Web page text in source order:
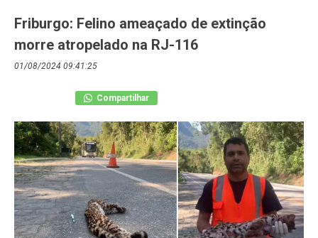
Friburgo: Felino ameaçado de extinção
morre atropelado na RJ-116
01/08/2024 09:41:25
Compartilhar